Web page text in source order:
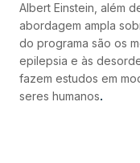
Albert Einstein, além
abordagem ampla
do programa são os
epilepsia e às
fazem estudos em
seres humanos.